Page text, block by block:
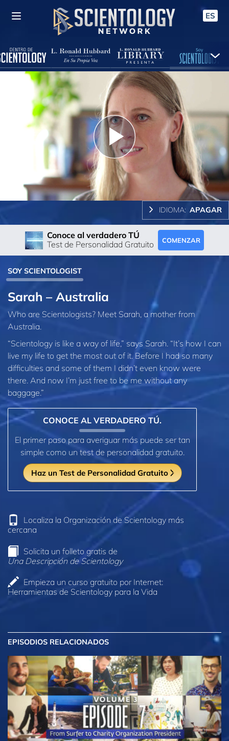
ES
Play
Video
IDIOMA: APAGAR
Conoce al verdadero TÚ
Test de Personalidad Gratuito
COMENZAR
SOY SCIENTOLOGIST
Sarah – Australia
Who are Scientologists? Meet Sarah, a mother from
Australia.
“Scientology is like a way of life,” says Sarah. “It’s how I can
live my life to get the most out of it. Before I had so many
difficulties and some of them I didn’t even know were
there. And now I’m just free to be me without any
baggage.”
CONOCE AL VERDADERO TÚ.
El primer paso para averiguar más puede ser tan
simple como un test de personalidad gratuito.
Haz un Test de Personalidad Gratuito
Localiza la Organización de Scientology más
cercana
Solicita un folleto gratis de
Una Descripción de Scientology
Empieza un curso gratuito por Internet:
Herramientas de Scientology para la Vida
EPISODIOS RELACIONADOS